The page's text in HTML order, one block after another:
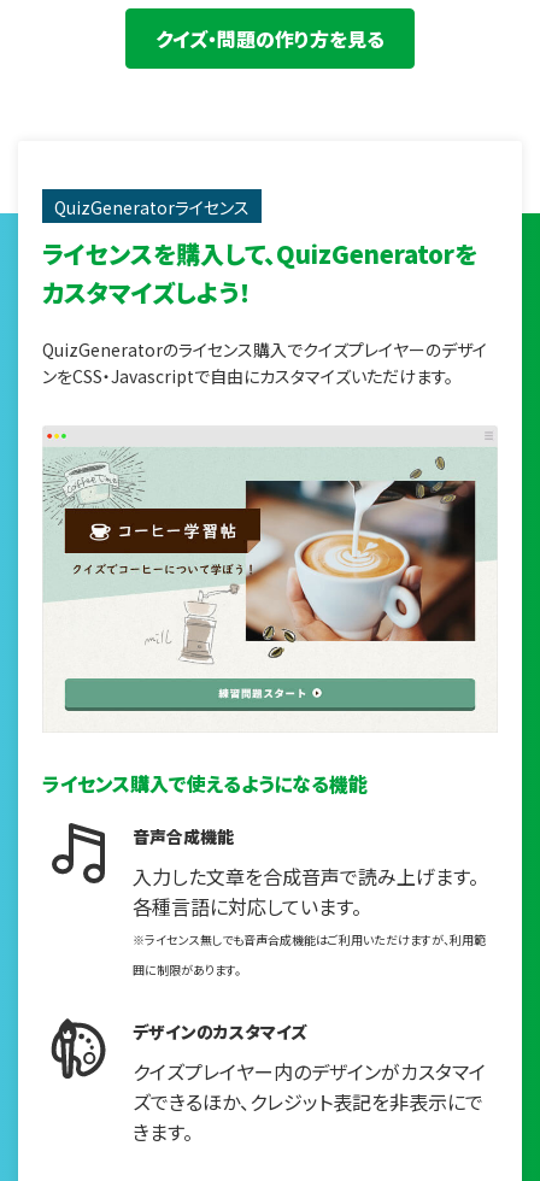
クイズ・問題の作り方を見る
QuizGeneratorライセンス
ライセンスを購入して、QuizGeneratorを
カスタマイズしよう！
QuizGeneratorのライセンス購入でクイズプレイヤーのデザイ
ンをCSS・Javascriptで自由にカスタマイズいただけます。
ライセンス購入で使えるようになる機能
音声合成機能
入力した文章を合成音声で読み上げます。
各種言語に対応しています。
※ライセンス無しでも音声合成機能はご利用いただけますが、利用範
囲に制限があります。
デザインのカスタマイズ
クイズプレイヤー内のデザインがカスタマイ
ズできるほか、クレジット表記を非表示にで
きます。